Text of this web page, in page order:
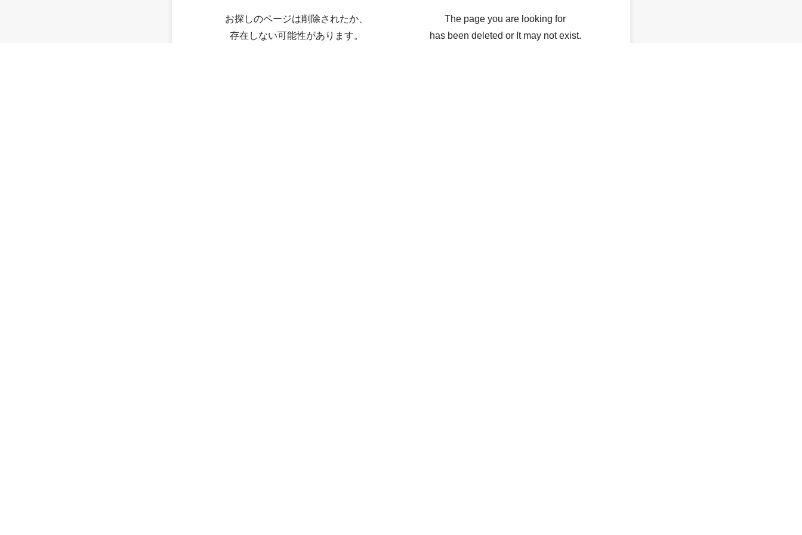
お探しのページは削除されたか、
存在しない可能性があります。
The page you are looking for
has been deleted or It may not exist.